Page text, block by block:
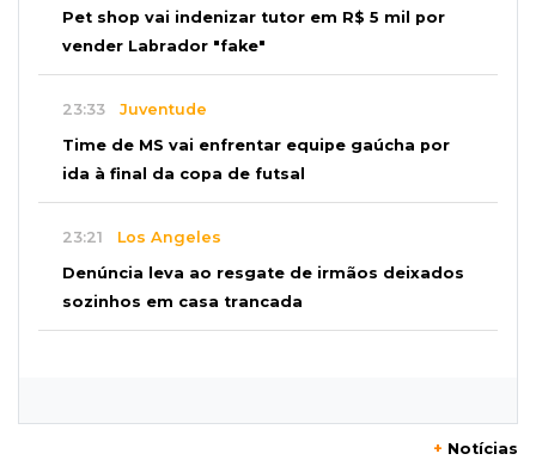
Pet shop vai indenizar tutor em R$ 5 mil por
vender Labrador "fake"
23:33 Juventude
Time de MS vai enfrentar equipe gaúcha por
ida à final da copa de futsal
23:21 Los Angeles
Denúncia leva ao resgate de irmãos deixados
sozinhos em casa trancada
formação de ciclone bomba
+ Notícias